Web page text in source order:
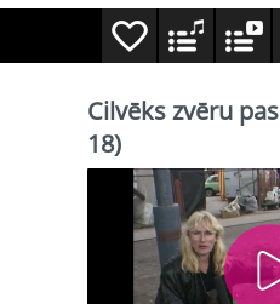
Cilvēks zvēru
18)